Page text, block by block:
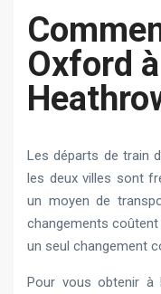
Oxford
Les départs de train
les deux villes sont
un moyen de
changements
un seul changement
Pour vous obtenir à